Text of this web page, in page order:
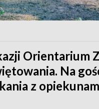
Orientarium
Na
z